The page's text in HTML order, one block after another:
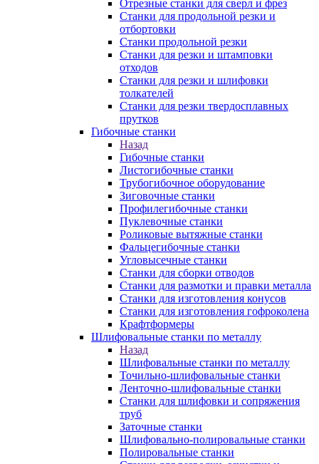
Отрезные станки для сверл и фрез
Станки для продольной резки и
отбортовки
Станки продольной резки
Станки для резки и штамповки
отходов
Станки для резки и шлифовки
толкателей
Станки для резки твердосплавных
прутков
Гибочные станки
Назад
Гибочные станки
Листогибочные станки
Трубогибочное оборудование
Зиговочные станки
Профилегибочные станки
Пуклевочные станки
Роликовые вытяжные станки
Фальцегибочные станки
Угловысечные станки
Станки для сборки отводов
Станки для размотки и правки металла
Станки для изготовления конусов
Станки для изготовления гофроколена
Крафтформеры
Шлифовальные станки по металлу
Назад
Шлифовальные станки по металлу
Точильно-шлифовальные станки
Ленточно-шлифовальные станки
Станки для шлифовки и сопряжения
труб
Заточные станки
Шлифовально-полировальные станки
Полировальные станки